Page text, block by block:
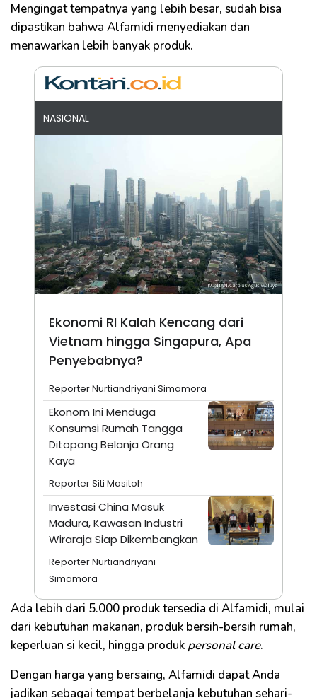
Mengingat tempatnya yang lebih besar, sudah bisa
dipastikan bahwa Alfamidi menyediakan dan
menawarkan lebih banyak produk.
NASIONAL
Ekonomi RI Kalah Kencang dari
Vietnam hingga Singapura, Apa
Penyebabnya?
Reporter Nurtiandriyani Simamora
Ekonom Ini Menduga
Konsumsi Rumah Tangga
Ditopang Belanja Orang
Kaya
Reporter Siti Masitoh
Investasi China Masuk
Madura, Kawasan Industri
Wiraraja Siap Dikembangkan
Reporter Nurtiandriyani
Simamora
Ada lebih dari 5.000 produk tersedia di Alfamidi, mulai
dari kebutuhan makanan, produk bersih-bersih rumah,
keperluan si kecil, hingga produk personal care.
Dengan harga yang bersaing, Alfamidi dapat Anda
jadikan sebagai tempat berbelanja kebutuhan sehari-